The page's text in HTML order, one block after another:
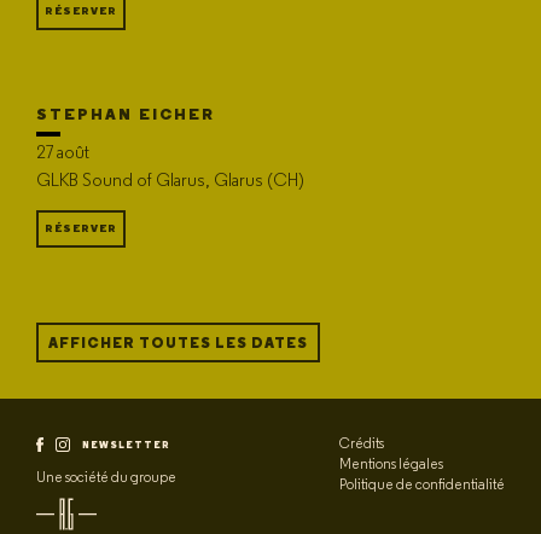
RÉSERVER
STEPHAN EICHER
27 août
GLKB Sound of Glarus, Glarus (CH)
RÉSERVER
AFFICHER TOUTES LES DATES
NEWSLETTER
Crédits
Mentions légales
Politique de confidentialité
Une société du groupe